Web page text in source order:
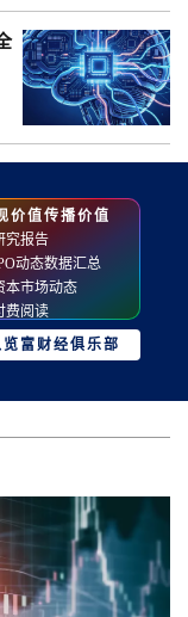
价值传播价值
究报告
动态数据汇总
本市场动态
费阅读
览富财经俱乐部